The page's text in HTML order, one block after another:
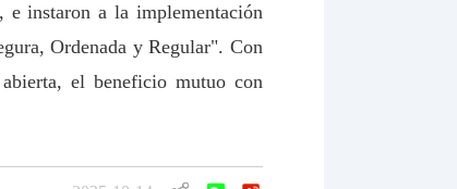
e instaron a la implementación
Ordenada y Regular". Con
el beneficio mutuo con